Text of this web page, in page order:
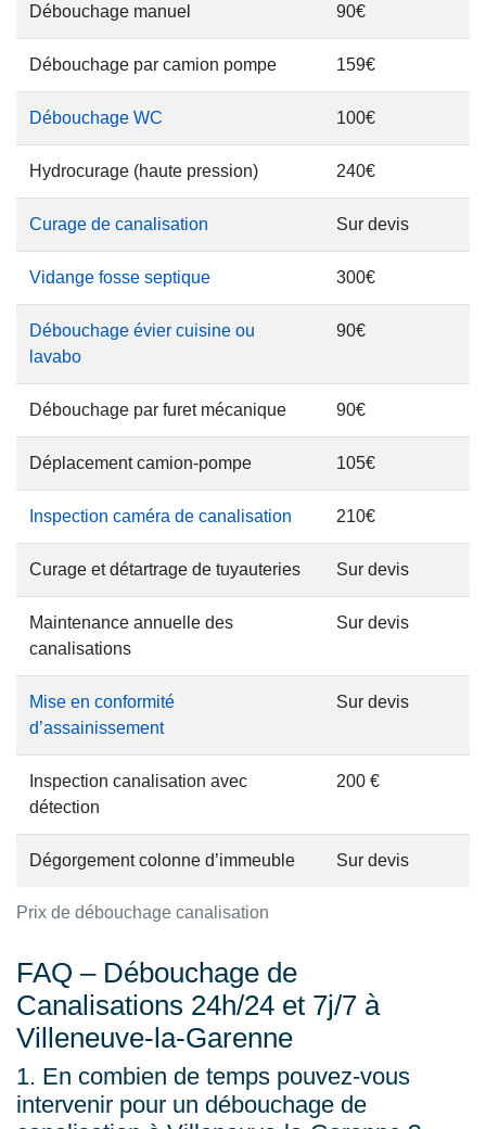
Prix de débouchage canalisation
Débouchage manuel 90€
Débouchage par camion pompe 159€
Débouchage WC 100€
Hydrocurage (haute pression) 240€
Curage de canalisation Sur devis
Vidange fosse septique 300€
Débouchage évier cuisine ou
lavabo
90€
Débouchage par furet mécanique 90€
Déplacement camion-pompe 105€
Inspection caméra de canalisation 210€
Curage et détartrage de tuyauteries Sur devis
Maintenance annuelle des
canalisations
Sur devis
Mise en conformité
d’assainissement
Sur devis
Inspection canalisation avec
détection
200 €
Dégorgement colonne d’immeuble Sur devis
FAQ – Débouchage de
Canalisations 24h/24 et 7j/7 à
Villeneuve-la-Garenne
1. En combien de temps pouvez-vous
intervenir pour un débouchage de